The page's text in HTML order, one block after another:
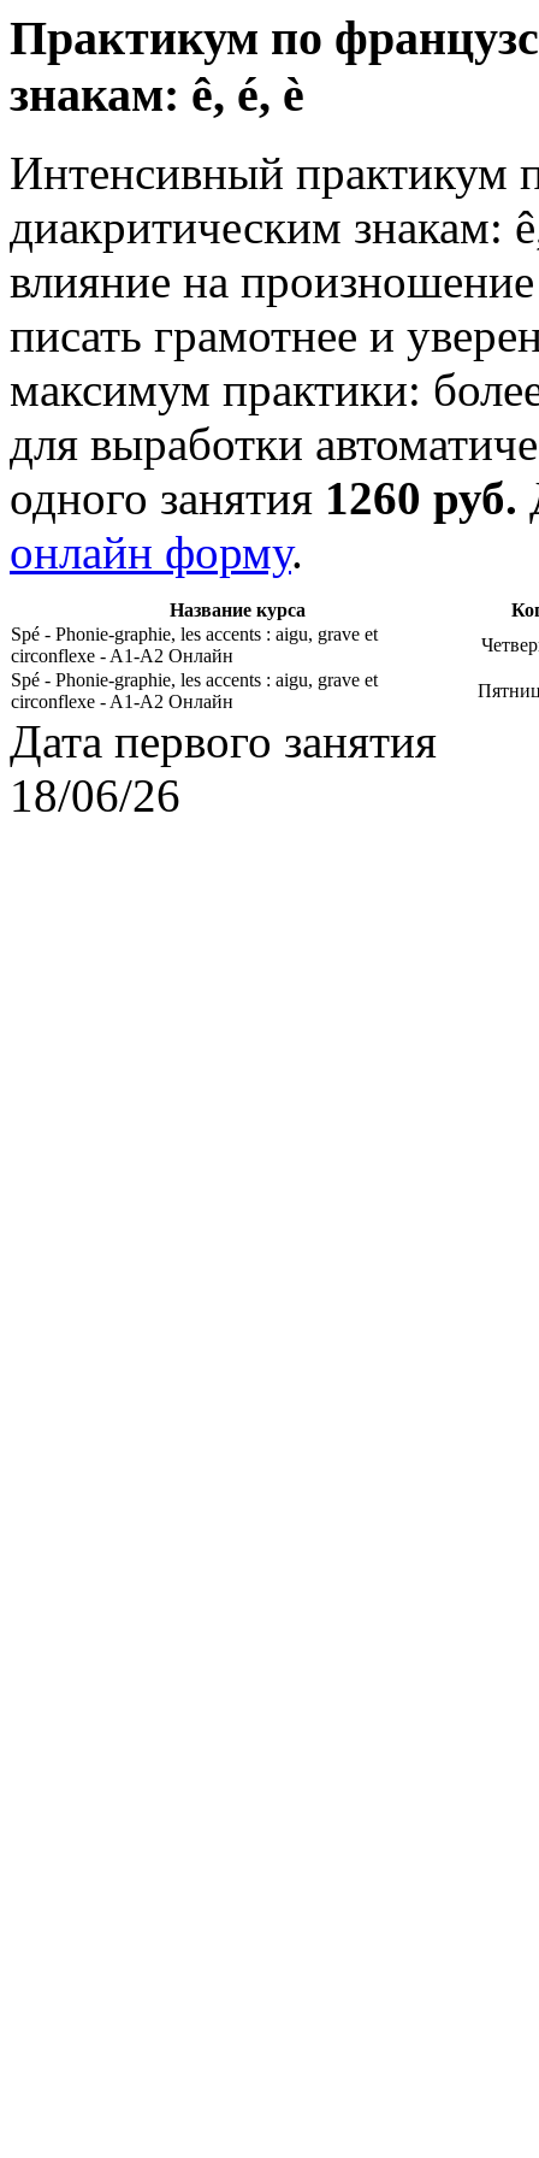
Практикум по
знакам: ê, é, è
Интенсивный практикум
диакритическим знакам:
влияние на
писать грамотнее и
максимум практики:
для выработки
одного занятия 1260 руб.
онлайн форму.
Название курса
Spé - Phonie-graphie, les accents : aigu, grave et
circonflexe - A1-A2 Онлайн
Spé - Phonie-graphie, les accents : aigu, grave et
circonflexe - A1-A2 Онлайн
Дата первого занятия
18/06/26